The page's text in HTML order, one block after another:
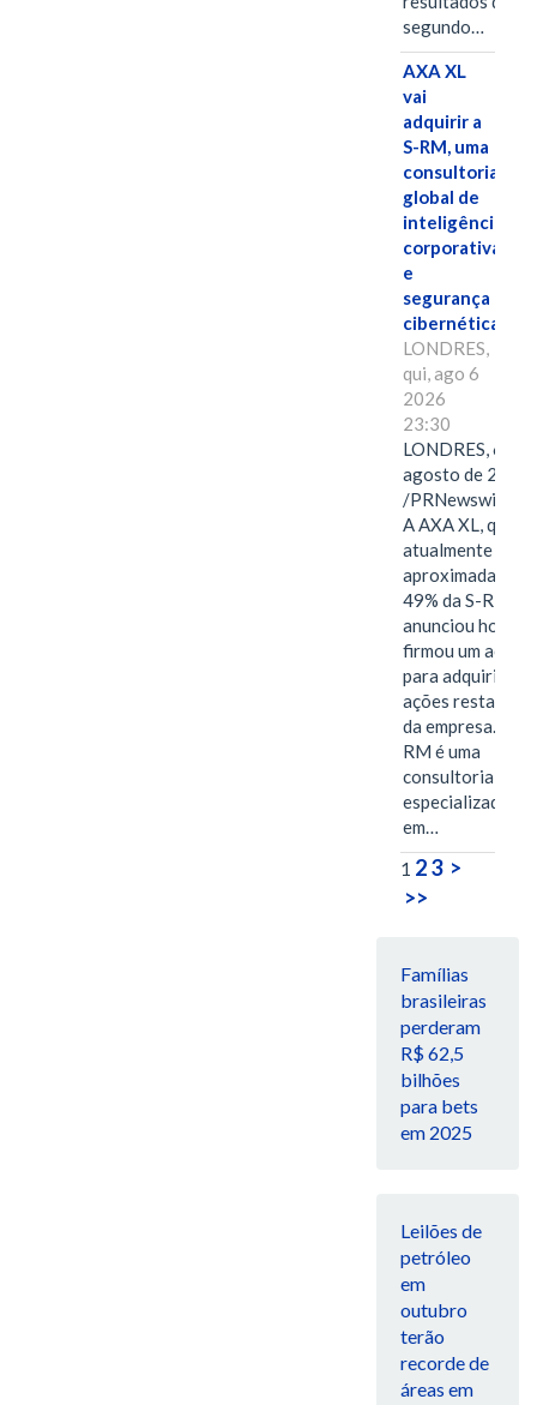
segundo…
AXA XL
vai
adquirir a
S-RM, uma
consultoria
global de
inteligência
corporativa
e
segurança
cibernética
LONDRES,
qui, ago 6
2026
23:30
LONDRES, 6 de
agosto de 2026
/PRNewswire/ --
A AXA XL, que
atualmente
49% da S-RM,
anunciou hoje
firmou um
para adquirir as
ações restantes
da empresa. A S-
RM é uma
consultoria
especializada
em…
1 23 >
>>
Famílias
brasileiras
perderam
R$ 62,5
bilhões
para bets
em 2025
Leilões de
petróleo
em
outubro
terão
recorde de
áreas em